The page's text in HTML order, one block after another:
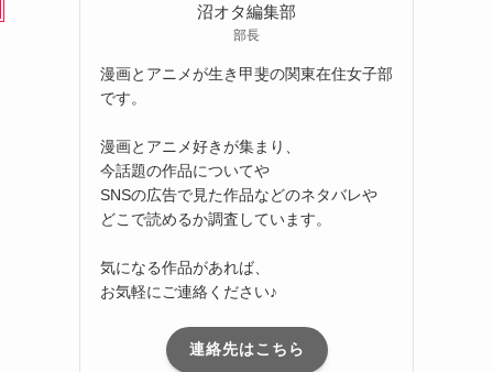
沼オタ編集部
部長
漫画とアニメが生き甲斐の関東在住女子部
です。
漫画とアニメ好きが集まり、
今話題の作品についてや
SNSの広告で見た作品などのネタバレや
どこで読めるか調査しています。
気になる作品があれば、
お気軽にご連絡ください♪
連絡先はこちら